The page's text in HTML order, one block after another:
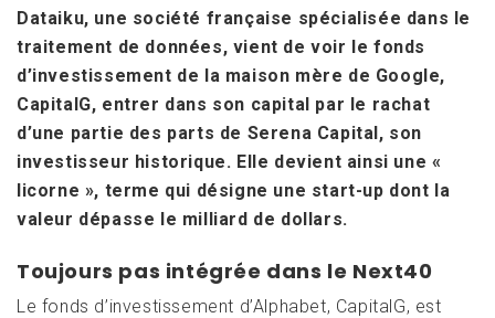
Dataiku, une société française spécialisée dans le
traitement de données, vient de voir le fonds
d’investissement de la maison mère de Google,
CapitalG, entrer dans son capital par le rachat
d’une partie des parts de Serena Capital, son
investisseur historique. Elle devient ainsi une «
licorne », terme qui désigne une start-up dont la
valeur dépasse le milliard de dollars.
Toujours pas intégrée dans le Next40
Le fonds d’investissement d’Alphabet, CapitalG, est